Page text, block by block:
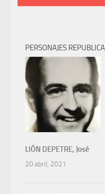
PERSONAJES
LIÓN DEPETRE, José
20 abril, 2021